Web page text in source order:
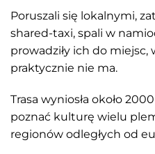
Poruszali się lokalnymi,
shared-taxi, spali w
prowadziły ich do
praktycznie nie ma.
Trasa wyniosła około
poznać kulturę wielu
regionów odległych od